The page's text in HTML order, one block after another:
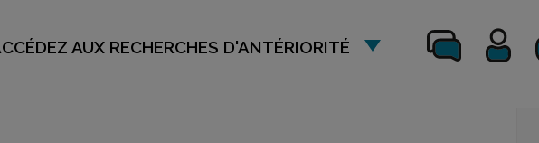
AUX RECHERCHES D'ANTÉRIORITÉ